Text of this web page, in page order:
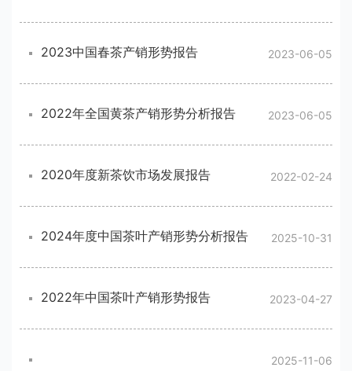
2023-06-05
2023中国春茶产销形势报告
2023-06-05
2022年全国黄茶产销形势分析报告
2022-02-24
2020年度新茶饮市场发展报告
2025-10-31
2024年度中国茶叶产销形势分析报告
2023-04-27
2022年中国茶叶产销形势报告
2025-11-06